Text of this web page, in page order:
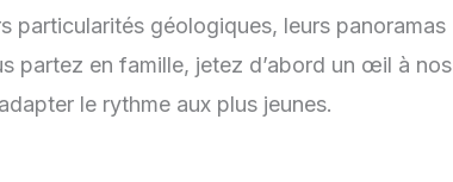
particularités géologiques, leurs panoramas
partez en famille, jetez d’abord un œil à nos
le rythme aux plus jeunes.